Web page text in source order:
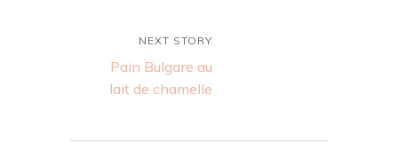
NEXT STORY
Pain Bulgare au
lait de chamelle